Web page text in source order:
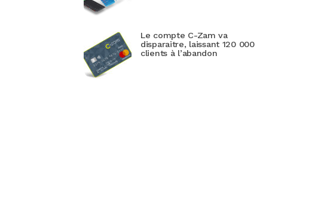
Le compte C-Zam va
disparaitre, laissant 120 000
clients à l’abandon